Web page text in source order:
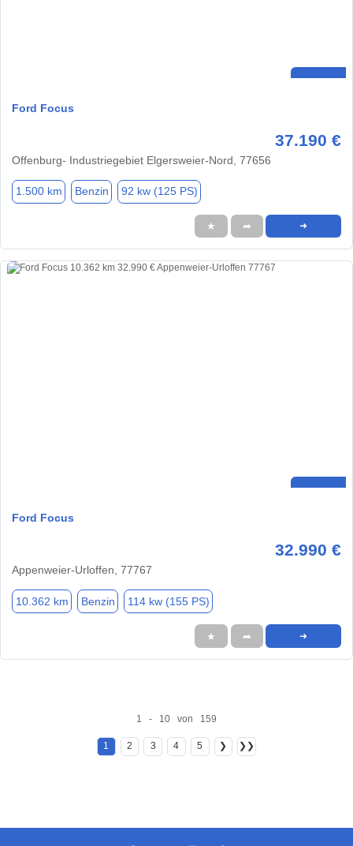
Ford Focus
37.190 €
Offenburg- Industriegebiet Elgersweier-Nord, 77656
1.500 km Benzin 92 kw (125 PS)
★ ➦ ➜
Ford Focus
32.990 €
Appenweier-Urloffen, 77767
10.362 km Benzin 114 kw (155 PS)
★ ➦ ➜
1 - 10 von 159
1 2 3 4 5 ❯ ❯❯